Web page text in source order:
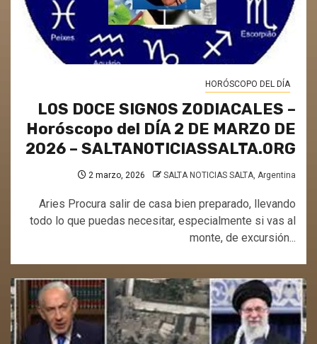
HORÓSCOPO DEL DÍA
LOS DOCE SIGNOS ZODIACALES –
Horóscopo del DÍA 2 DE MARZO DE
2026 – SALTANOTICIASSALTA.ORG
2 marzo, 2026 SALTA NOTICIAS SALTA, Argentina
Aries Procura salir de casa bien preparado, llevando
todo lo que puedas necesitar, especialmente si vas al
monte, de excursión...